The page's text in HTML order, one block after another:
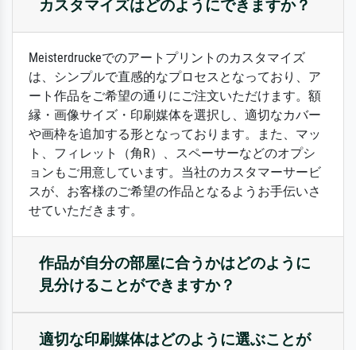
カスタマイズはどのようにできますか？
Meisterdruckeでのアートプリントのカスタマイズ
は、シンプルで直感的なプロセスとなっており、ア
ート作品をご希望の通りにご注文いただけます。額
縁・画像サイズ・印刷媒体を選択し、適切なカバー
や画枠を追加する形となっております。また、マッ
ト、フィレット（角R）、スペーサーなどのオプシ
ョンもご用意しています。当社のカスタマーサービ
スが、お客様のご希望の作品となるようお手伝いさ
せていただきます。
作品が自分の部屋に合うかはどのように
見分けることができますか？
適切な印刷媒体はどのように選ぶことが